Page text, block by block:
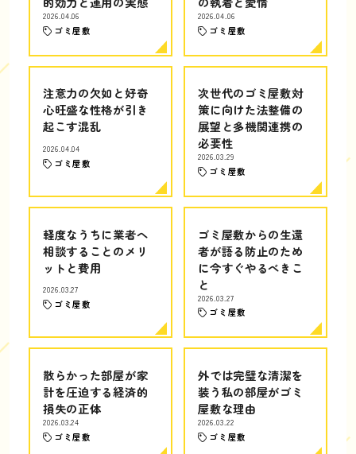
2026.04.06
ゴミ屋敷
2026.04.06
ゴミ屋敷
注意力の欠如と好奇
心旺盛な性格が引き
起こす混乱
2026.04.04
ゴミ屋敷
次世代のゴミ屋敷対
策に向けた法整備の
展望と多機関連携の
必要性
2026.03.29
ゴミ屋敷
軽度なうちに業者へ
相談することのメリ
ットと費用
2026.03.27
ゴミ屋敷
ゴミ屋敷からの生還
者が語る防止のため
に今すぐやるべきこ
と
2026.03.27
ゴミ屋敷
散らかった部屋が家
計を圧迫する経済的
損失の正体
2026.03.24
ゴミ屋敷
外では完璧な清潔を
装う私の部屋がゴミ
屋敷な理由
2026.03.22
ゴミ屋敷